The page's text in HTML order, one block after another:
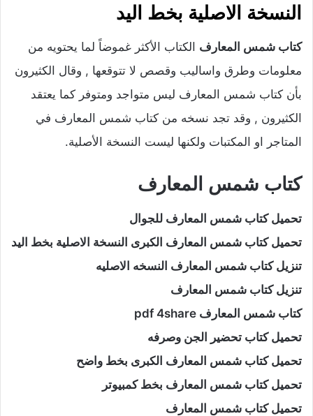
النسخة الاصلية بخط اليد
كتاب شمس المعارف الكتاب الأكثر غموضاً لما يحتويه من
معلومات وطرق واساليب وقصص لا تتوقعها , وقال الكثيرون
بأن كتاب شمس المعارف ليس متواجد ومتوفر كما يعتقد
الكثيرون , وقد تجد نسخه من كتاب شمس المعارف في
المتاجر او المكتبات ولكنها ليست النسخة الأصلية.
كتاب شمس المعارف
تحميل كتاب شمس المعارف للجوال
تحميل كتاب شمس المعارف الكبرى النسخة الاصلية بخط اليد
تنزيل كتاب شمس المعارف النسخه الاصليه
تنزيل كتاب شمس المعارف
كتاب شمس المعارف pdf 4share
تحميل كتاب تحضير الجن وصرفه
تحميل كتاب شمس المعارف الكبرى بخط واضح
تحميل كتاب شمس المعارف بخط كمبيوتر
تحميل كتاب شمس المعارف